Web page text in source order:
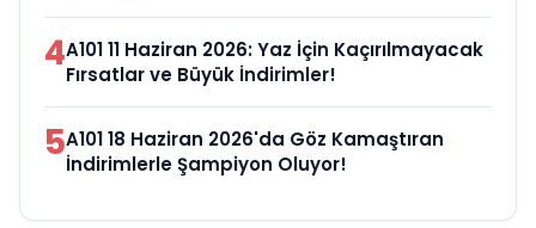
4A101 11 Haziran 2026: Yaz İçin Kaçırılmayacak
Fırsatlar ve Büyük İndirimler!
5A101 18 Haziran 2026'da Göz Kamaştıran
İndirimlerle Şampiyon Oluyor!